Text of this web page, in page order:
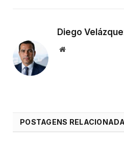
Diego
Website
POSTAGENS